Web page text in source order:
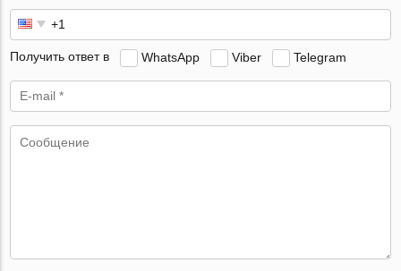
Получить ответ в WhatsApp Viber Telegram